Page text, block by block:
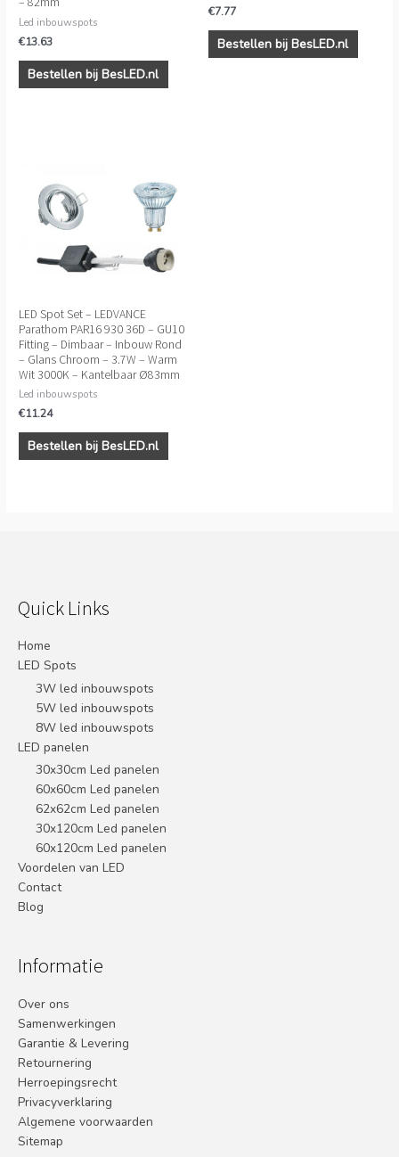
Led inbouwspots
€13.63
Bestellen bij BesLED.nl
€7.77
Bestellen bij BesLED.nl
LED Spot Set – LEDVANCE
Parathom PAR16 930 36D – GU10
Fitting – Dimbaar – Inbouw Rond
– Glans Chroom – 3.7W – Warm
Wit 3000K – Kantelbaar Ø83mm
Led inbouwspots
€11.24
Bestellen bij BesLED.nl
Quick Links
Home
LED Spots
3W led inbouwspots
5W led inbouwspots
8W led inbouwspots
LED panelen
30x30cm Led panelen
60x60cm Led panelen
62x62cm Led panelen
30x120cm Led panelen
60x120cm Led panelen
Voordelen van LED
Contact
Blog
Informatie
Over ons
Samenwerkingen
Garantie & Levering
Retournering
Herroepingsrecht
Privacyverklaring
Algemene voorwaarden
Sitemap